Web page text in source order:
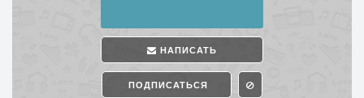
НАПИСАТЬ
ПОДПИСАТЬСЯ